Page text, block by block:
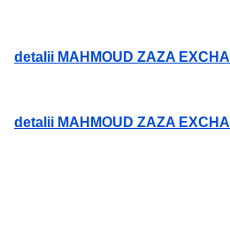
detalii MAHMOUD ZAZA
detalii MAHMOUD ZAZA